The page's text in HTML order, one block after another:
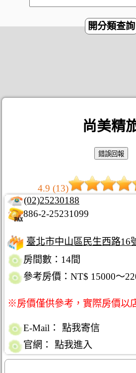
開分類查詢
尚美精
4.9 (13)
(02)25230188
886-2-25231099
臺北市中山區民生西路16
房間數：14間
參考房價：NT$ 15000～
※房價僅供參考，實際房價以
E-Mail：
點我寄信
官網：
點我進入